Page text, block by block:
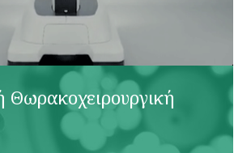
Θωρακοχειρουργική